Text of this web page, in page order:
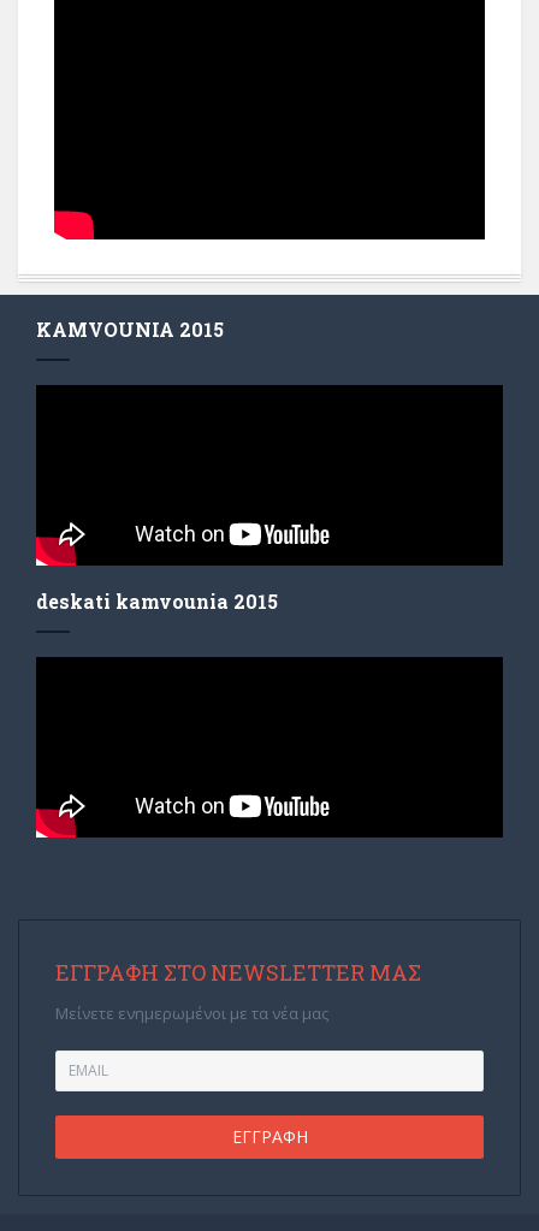
KAMVOUNIA 2015
deskati kamvounia 2015
ΕΓΓΡΑΦΉ ΣΤΟ NEWSLETTER ΜΑΣ
Μείνετε ενημερωμένοι με τα νέα μας